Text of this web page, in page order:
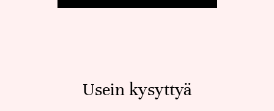
Usein kysyttyä